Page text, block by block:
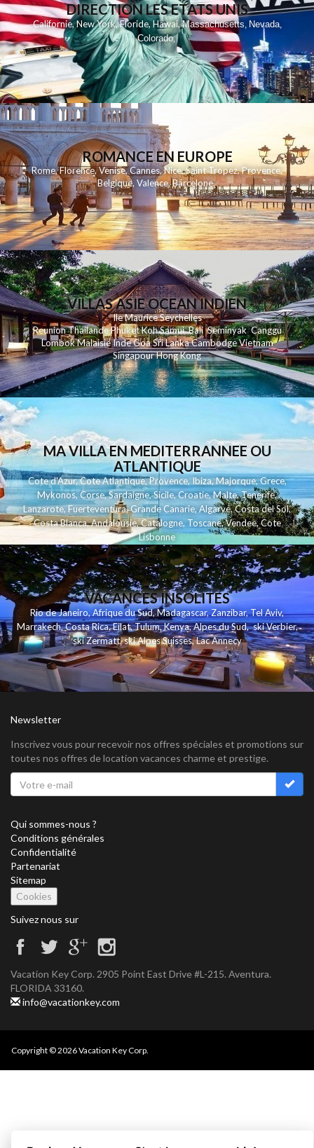
DIRECTION LES ETATS UNIS
Californie,New York,Floride,Hawai,Massachusetts, Nevada,
Colorado,
ROMANCE EN EUROPE
Rome,Florence,Venise,Cannes,Nice,Saint Tropez,Provence,
Belgique,Valence,Barcelone,
VILLAS ASIE OCEAN INDIEN
Ile MauriceSeychelles
ReunionThailandePhuketKohSamui Bali SeminyakCanggu
LombokMalaisieIndeGoaSri LankaCambodgeVietnam
SingapourHong Kong
MA VILLA EN MEDITERRANNEE OU
ATLANTIQUE
Cote d'Azur,Cote Atlantique,Provence,Ibiza,Majorque,Grece,
Mykonos,Corse,Sardaigne,Sicile,Croatie,Malte,Tenerife,
Lanzarote,Fuerteventura,Grande Canarie,Algarve,Costa del Sol,
Costa Blanca,Andalousie,Catalogne,Toscane,Vendee,Cote
Lisbonne
VACANCES INSOLITES
Rio de Janeiro,Afrique du Sud,Madagascar,Zanzibar,Tel Aviv,
Marrakech,Costa Rica,Eilat,Tulum,Kenya,Alpes du Sud,ski Verbier,
ski Zermatt,ski Alpes Suisses,Lac Annecy
Newsletter
Inscrivez vous pour recevoir nos offres spéciales et promotions sur
toutes nos offres de location vacances charme et prestige.
Qui sommes-nous ?
Conditions générales
Confidentialité
Partenariat
Sitemap
Cookies
Suivez nous sur
Vacation Key Corp. 2905 Point East Drive #L-215. Aventura.
FLORIDA 33160.
info@vacationkey.com
Copyright © 2026 Vacation Key Corp.